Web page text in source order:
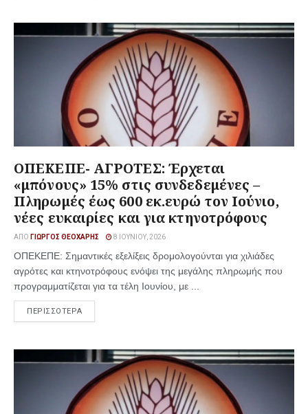
ΟΠΕΚΕΠΕ- ΑΓΡΟΤΕΣ: Έρχεται
«μπόνους» 15% στις συνδεδεμένες –
Πληρωμές έως 600 εκ.ευρώ τον Ιούνιο,
νέες ευκαιρίες και για κτηνοτρόφους
ΑΠΌ ΓΙΏΡΓΟΣ ΘΕΟΧΆΡΗΣ 8 ΙΟΥΝΊΟΥ, 2026
ΟΠΕΚΕΠΕ: Σημαντικές εξελίξεις δρομολογούνται για χιλιάδες
αγρότες και κτηνοτρόφους ενόψει της μεγάλης πληρωμής που
προγραμματίζεται για τα τέλη Ιουνίου, με ...
ΠΕΡΙΣΣΟΤΕΡΑ